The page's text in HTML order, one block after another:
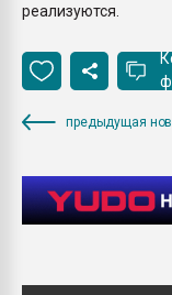
реализуются.
предыдущая